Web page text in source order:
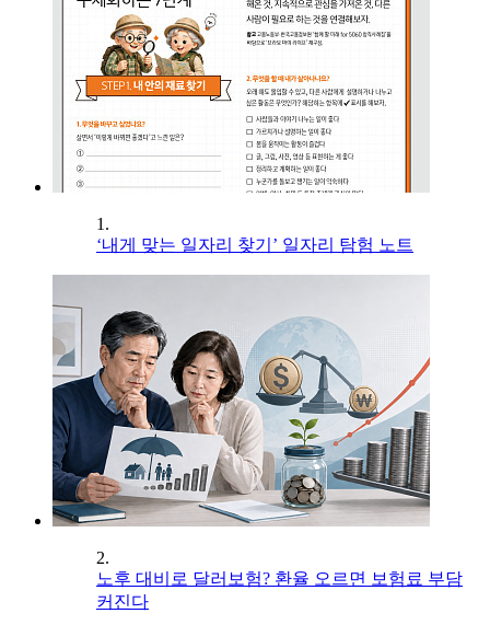
1.
‘내게 맞는 일자리 찾기’ 일자리 탐험 노트
2.
노후 대비로 달러보험? 환율 오르면 보험료 부담
커진다